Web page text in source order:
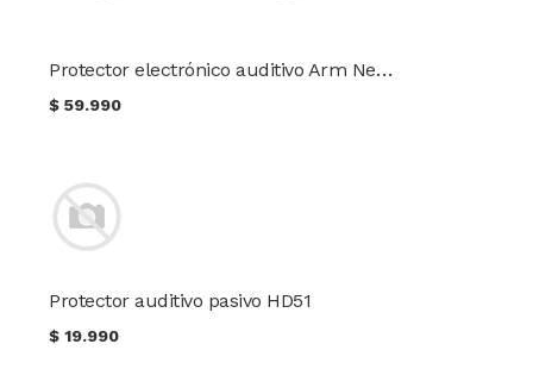
Protector electrónico auditivo Arm Next Totems in-ear
$59.990
Protector auditivo pasivo HD51
$19.990